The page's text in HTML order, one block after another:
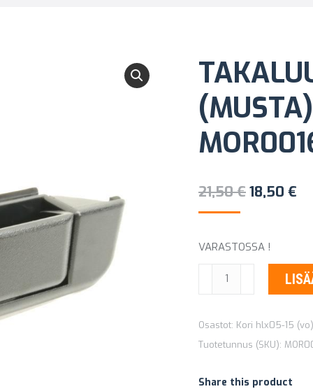
21,50€
21,50 €.
18,50 €
VARASTOSSA !
TAKALUUKUN
KAHVA
TOYOTA
HILUX
määrä
Osastot: Kori hlx05-15 (vo)
Tuotetunnus (SKU):
Share this product